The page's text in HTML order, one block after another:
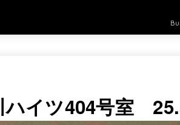
ハイツ404号室